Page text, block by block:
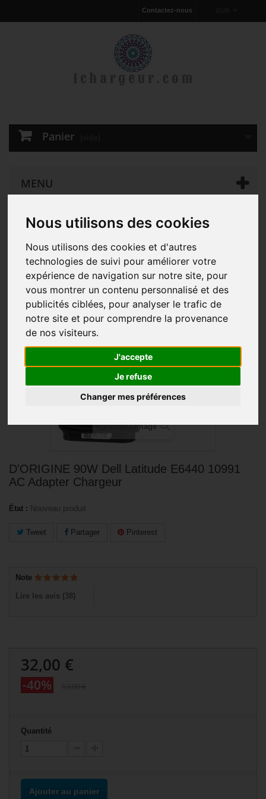
Nous utilisons des cookies
Nous utilisons des cookies et d'autres
technologies de suivi pour améliorer votre
expérience de navigation sur notre site, pour
vous montrer un contenu personnalisé et des
publicités ciblées, pour analyser le trafic de
notre site et pour comprendre la provenance
de nos visiteurs.
J'accepte
Je refuse
Changer mes préférences
Contactez-nous
Panier
MENU
Chargeur pour ordinateur portable
D'ORIGINE 90W Dell
Latitude E6440 10991 AC Adapter Chargeur
PROMO !
Agrandir l'image
D'ORIGINE 90W Dell Latitude E6440 10991
AC Adapter Chargeur
État : Nouveau produit
Tweet Partager Pinterest
Note
Lire les avis (38
32,00 €
-40% 53,00 €
Quantité
Ajouter au panier